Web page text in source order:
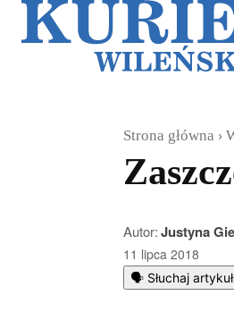
Strona główna
Autor:Justyna
11 lipca 2018
🗣️ Słuchaj